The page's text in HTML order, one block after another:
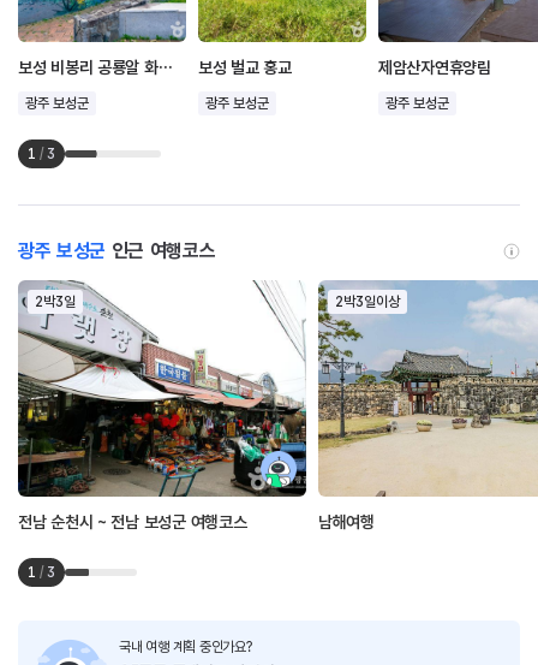
보성 비봉리 공룡알 화석산지
광주 보성군
보성 벌교 홍교
광주 보성군
제암산자연휴양림
광주 보성군
1 / 3
광주 보성군 인근 여행코스
2박3일
전남 순천시 ~ 전남 보성군 여행코스
2박3일이상
남해여행
1 / 3
국내 여행 계획 중인가요?